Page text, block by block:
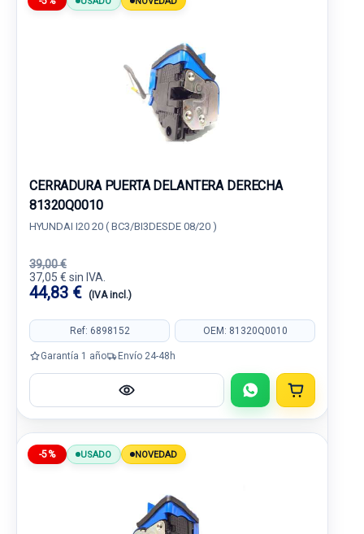
CERRADURA PUERTA DELANTERA DERECHA
81320Q0010
HYUNDAI I20 20 ( BC3/BI3DESDE 08/20 )
39,00 €
37,05 € sin IVA.
44,83 € (IVA incl.)
Ref: 6898152 OEM: 81320Q0010
Garantía 1 año Envío 24-48h
-5% USADO NOVEDAD